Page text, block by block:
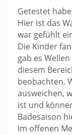
Getestet
Hier ist das
war gefühlt
Die Kinder
gab es
diesem
beobachten.
ausweichen,
ist und
Badesaison
im offenen